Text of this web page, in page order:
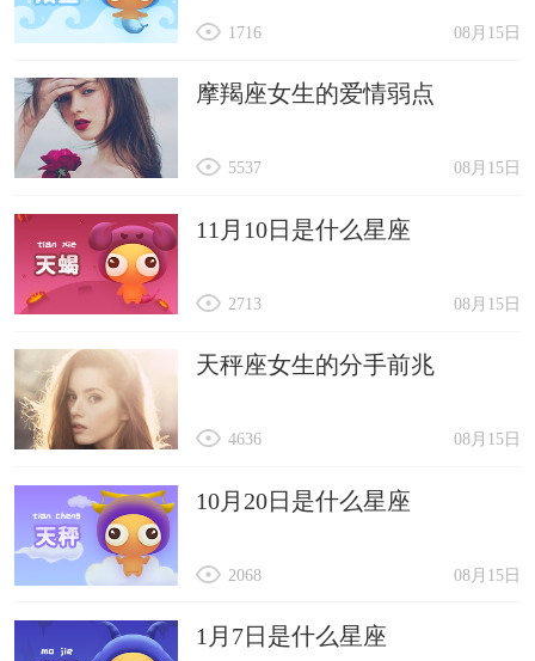
08月15日
1716
摩羯座女生的爱情弱点
08月15日
5537
11月10日是什么星座
08月15日
2713
天秤座女生的分手前兆
08月15日
4636
10月20日是什么星座
08月15日
2068
1月7日是什么星座